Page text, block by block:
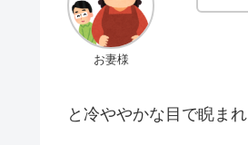
お妻様
と冷ややかな目で睨まれ